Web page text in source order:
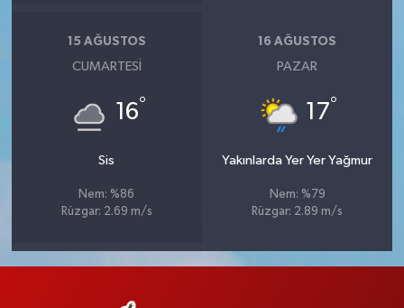
15 AĞUSTOS
CUMARTESI
16°
Sis
Nem: %86
Rüzgar: 2.69 m/s
16 AĞUSTOS
PAZAR
17°
Yakınlarda Yer Yer Yağmur
Nem: %79
Rüzgar: 2.89 m/s